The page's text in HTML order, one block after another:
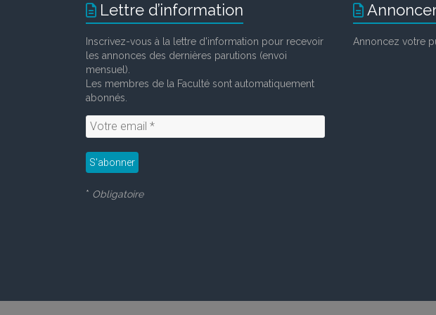
Lettre d’information
Inscrivez-vous à la lettre d'information pour recevoir
les annonces des dernières parutions (envoi
mensuel).
Les membres de la Faculté sont automatiquement
abonnés.
* Obligatoire
Annoncez votre